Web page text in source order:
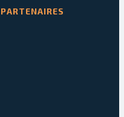
PARTENAIRES